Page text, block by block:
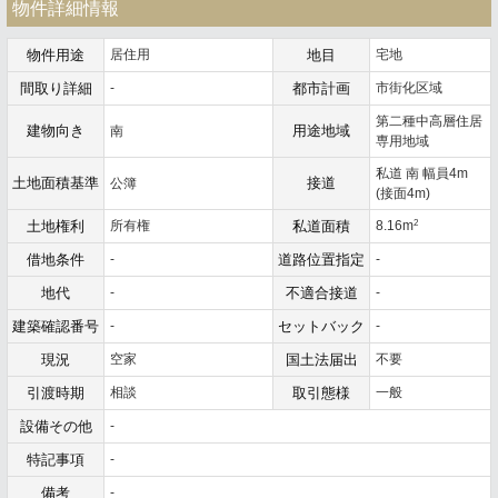
物件詳細情報
物件用途 居住用 地目 宅地
間取り詳細 - 都市計画 市街化区域
建物向き 南 用途地域
第二種中高層住居
専用地域
土地面積基準 公簿 接道
私道 南 幅員4m
(接面4m)
土地権利 所有権 私道面積 8.16m2
借地条件 - 道路位置指定 -
地代 - 不適合接道 -
建築確認番号 - セットバック -
現況 空家 国土法届出 不要
引渡時期 相談 取引態様 一般
設備その他 -
特記事項 -
備考 -